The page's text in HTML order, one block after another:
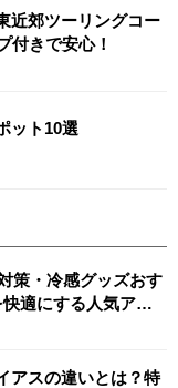
近郊ツーリングコー
付きで安心！
ット10選
策・冷感グッズおす
適にする人気アイ
アスの違いとは？特